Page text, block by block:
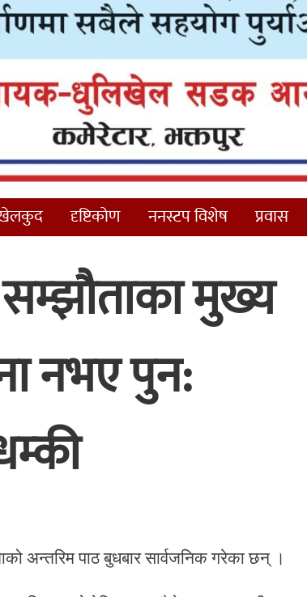
दृष्टिकोण ननस्टप विशेष प्रवास
मुख्य
नभए पुन:
अन्तरिम पाठ बुधबार सार्वजनिक गरेका छन् ।